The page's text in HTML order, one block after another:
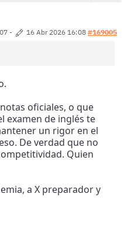
- 16 Abr 2026 16:08 #169005
oficiales, o que
examen de inglés te
un rigor en el
De verdad que no
Quien
a X preparador y